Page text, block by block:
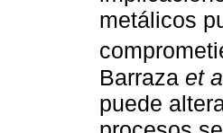
metálicos
Barraza et
puede